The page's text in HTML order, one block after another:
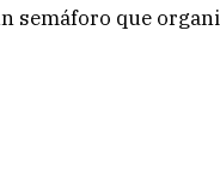
semáforo que